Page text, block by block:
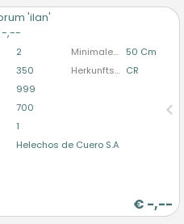
'ilan'
-,--
2 Minimale Stiellänge
50 Cm
350 Herkunftsland CR
999
700
1
Helechos de Cuero S.A
€ -,--
te kunnen kopen.
Hier